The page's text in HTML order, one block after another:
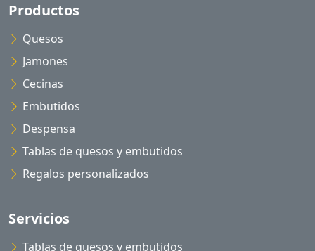
Productos
Quesos
Jamones
Cecinas
Embutidos
Despensa
Tablas de quesos y embutidos
Regalos personalizados
Servicios
Tablas de quesos y embutidos